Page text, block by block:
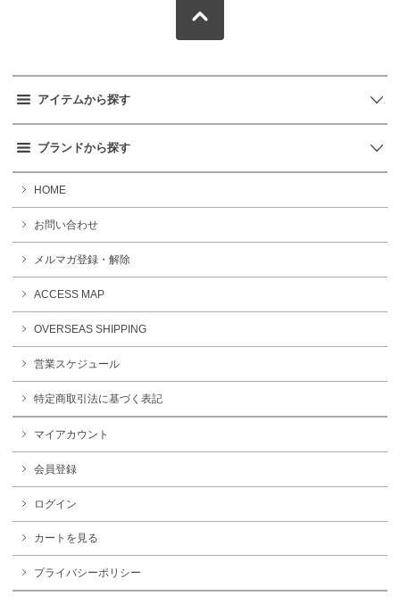
アイテムから探す
ブランドから探す
HOME
お問い合わせ
メルマガ登録・解除
ACCESS MAP
OVERSEAS SHIPPING
営業スケジュール
特定商取引法に基づく表記
マイアカウント
会員登録
ログイン
カートを見る
プライバシーポリシー